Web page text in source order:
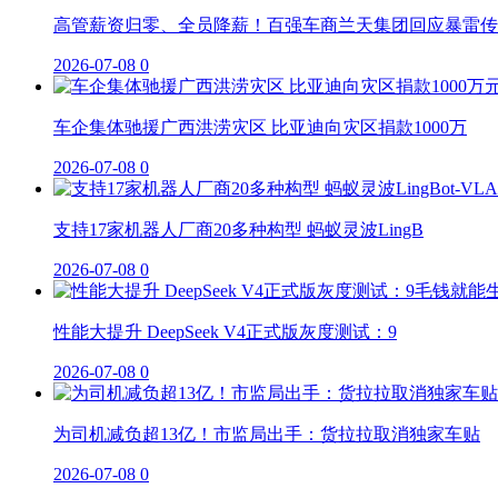
高管薪资归零、全员降薪！百强车商兰天集团回应暴雷
2026-07-08 0
车企集体驰援广西洪涝灾区 比亚迪向灾区捐款1000万
2026-07-08 0
支持17家机器人厂商20多种构型 蚂蚁灵波LingB
2026-07-08 0
性能大提升 DeepSeek V4正式版灰度测试：9
2026-07-08 0
为司机减负超13亿！市监局出手：货拉拉取消独家车贴
2026-07-08 0